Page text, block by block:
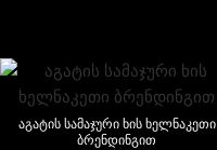
აგატის სამაჯური ხის ხელნაკეთი
ბრენდინგით